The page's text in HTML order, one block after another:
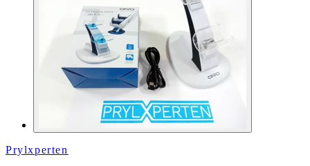
Prylxperten